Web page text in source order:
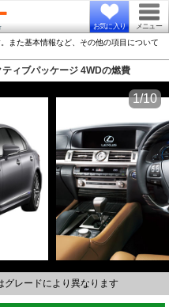
お気に入り メニュー
また基本情報など、その他の項目について
ィブパッケージ 4WDの燃費
レードにより異なります
1/10